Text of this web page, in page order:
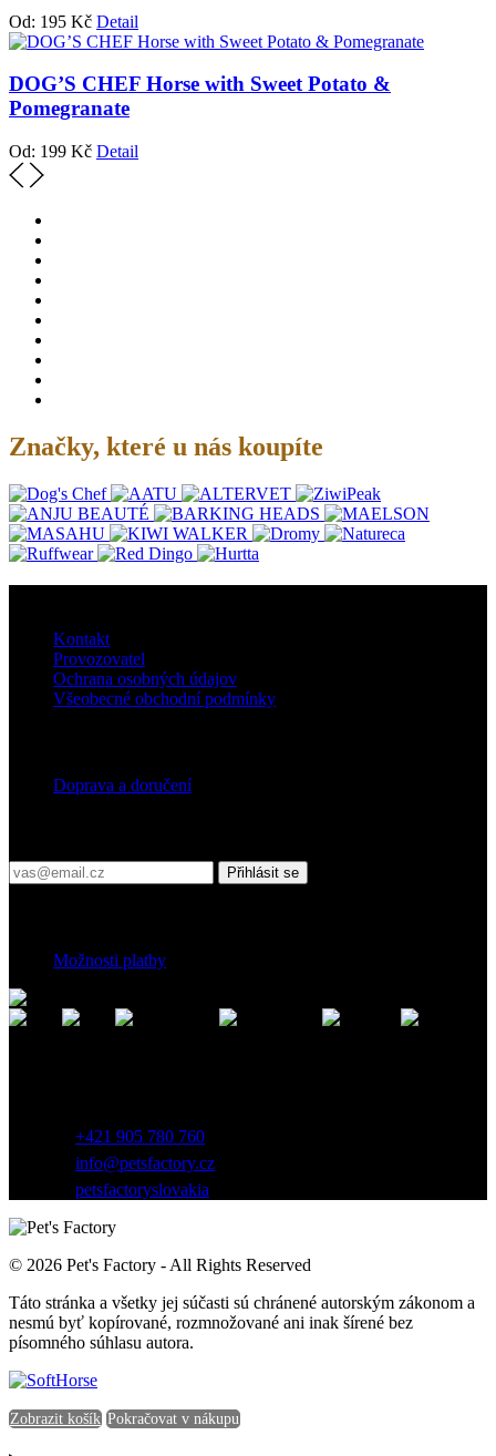
Od: 195 Kč Detail
DOG’S CHEF Horse with Sweet Potato &
Pomegranate
Od: 199 Kč Detail
Značky, které u nás koupíte
Kontakt
Provozovatel
Ochrana osobných údajov
Všeobecné obchodní podmínky
Doprava a doručení
Přihlásit se
Možnosti platby
+421 905 780 760
info@petsfactory.cz
petsfactoryslovakia
© 2026 Pet's Factory - All Rights Reserved
Táto stránka a všetky jej súčasti sú chránené autorským zákonom a
nesmú byť kopírované, rozmnožované ani inak šírené bez
písomného súhlasu autora.
Zobrazit košík Pokračovat v nákupu